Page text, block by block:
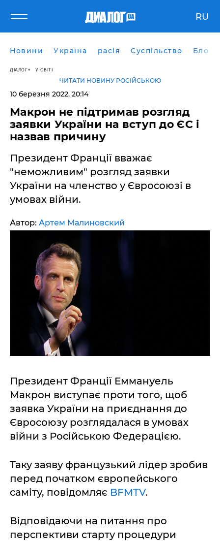
RU
Новини Україна расія Суспільство Блоги
ДІАЛОГ У СВІТІ
ЧИТАТИ НОВИНУ РОСІЙСЬКОЮ
10 березня 2022, 20:14
Макрон не підтримав розгляд
заявки України на вступ до ЄС і
назвав причину
Президент Франції вважає
"неможливим" розгляд заявки
України на членство у Євросоюзі в
умовах війни.
Автор: Артем Малиновский
Президент Франції Еммануель
Макрон виступає проти того, щоб
заявка України на приєднання до
Євросоюзу розглядалася в умовах
війни з Російською Федерацією.
Таку заяву французький лідер зробив
перед початком європейського
саміту, повідомляє BFMTV.
Відповідаючи на питання про
перспективи старту процедури